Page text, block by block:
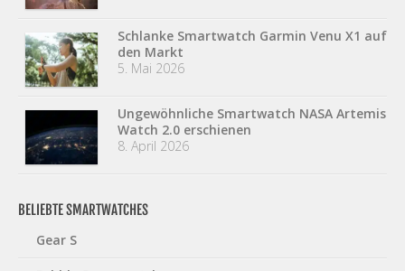
Schlanke Smartwatch Garmin Venu X1 auf
den Markt
5. Mai 2026
Ungewöhnliche Smartwatch NASA Artemis
Watch 2.0 erschienen
8. April 2026
BELIEBTE SMARTWATCHES
Gear S